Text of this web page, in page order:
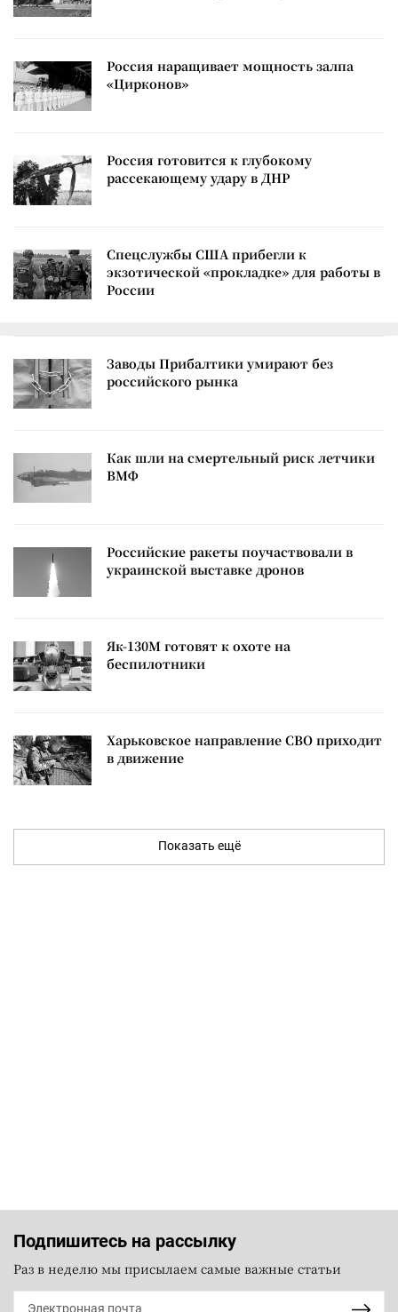
Россия наращивает мощность залпа
«Цирконов»
Россия готовится к глубокому
рассекающему удару в ДНР
Спецслужбы США прибегли к
экзотической «прокладке» для работы в
России
Заводы Прибалтики умирают без
российского рынка
Как шли на смертельный риск летчики
ВМФ
Российские ракеты поучаствовали в
украинской выставке дронов
Як-130М готовят к охоте на
беспилотники
Харьковское направление СВО приходит
в движение
Показать ещё
Подпишитесь на рассылку
Раз в неделю мы присылаем самые важные статьи